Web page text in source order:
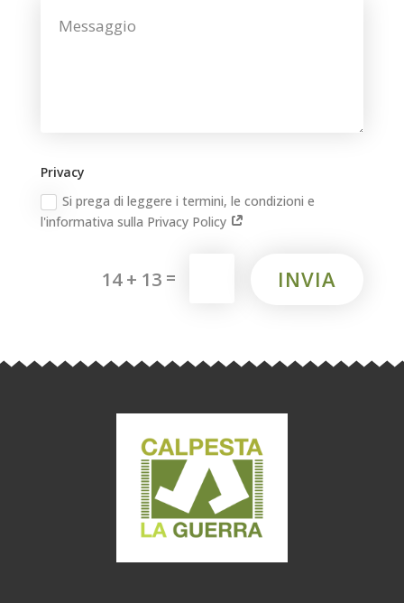
Privacy
Si prega di leggere i termini, le condizioni e
l'informativa sulla Privacy Policy
14 + 13 = INVIA